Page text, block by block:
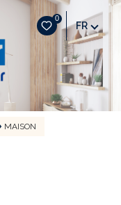
0
FR
MAISON